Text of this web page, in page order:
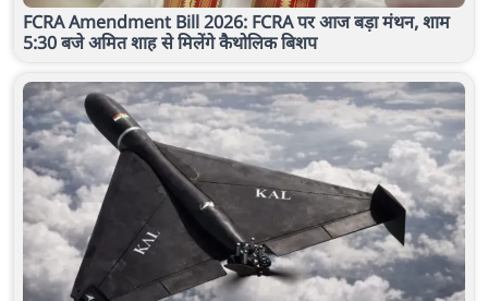
FCRA Amendment Bill 2026: FCRA पर आज बड़ा मंथन, शाम
5:30 बजे अमित शाह से मिलेंगे कैथोलिक बिशप